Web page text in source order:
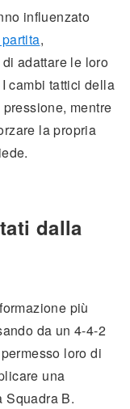
influenzato
,
adattare le loro
cambi tattici della
mentre
la propria
dalla
più
da un 4-4-2
loro di
una
Squadra B.